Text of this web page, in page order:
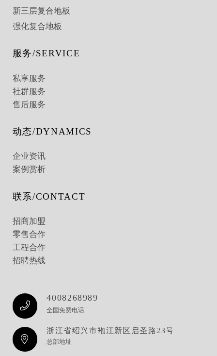
新三层复合地板
强化复合地板
服务/SERVICE
私享服务
社群服务
售后服务
动态/DYNAMICS
企业资讯
案例赏析
联系/CONTACT
招商加盟
零售合作
工程合作
招聘热线
4008268989
全国免费电话
浙江省绍兴市袍江新区启圣路23号
总部地址